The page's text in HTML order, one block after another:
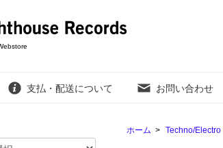
支払・配送について お問い合わせ
ホーム > Techno/Electro